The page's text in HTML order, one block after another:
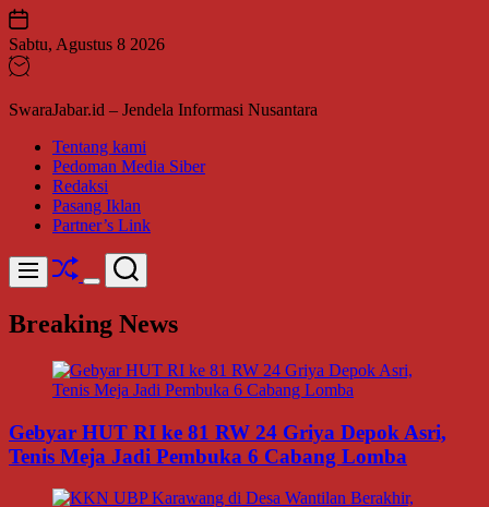
Skip
to
content
Sabtu, Agustus 8 2026
SwaraJabar.id – Jendela Informasi Nusantara
Tentang kami
Pedoman Media Siber
Redaksi
Pasang Iklan
Partner’s Link
Menu Shuffle
Switch
mode
Search
Breaking News
Gebyar HUT RI ke 81 RW 24 Griya Depok Asri,
Tenis Meja Jadi Pembuka 6 Cabang Lomba